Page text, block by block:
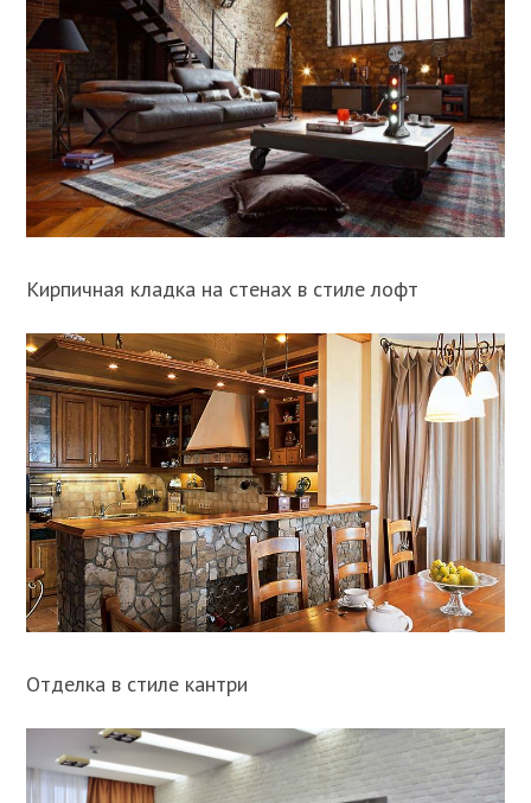
Кирпичная кладка на стенах в стиле лофт
Отделка в стиле кантри